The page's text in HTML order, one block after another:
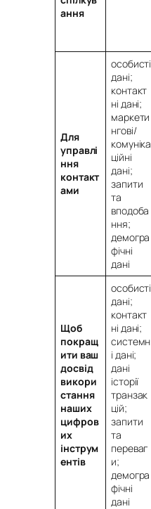
ання
Для
управлі
ння
контакт
ами
особисті
дані;
контакт
ні дані;
маркети
нгові/
комуніка
ційні
дані;
запити
та
вподоба
ння;
демогра
фічні
дані
Щоб
покращ
ити ваш
досвід
викори
стання
наших
цифров
их
інструм
ентів
особисті
дані;
контакт
ні дані;
системн
і дані;
дані
історії
транзак
цій;
запити
та
переваг
и;
демогра
фічні
дані